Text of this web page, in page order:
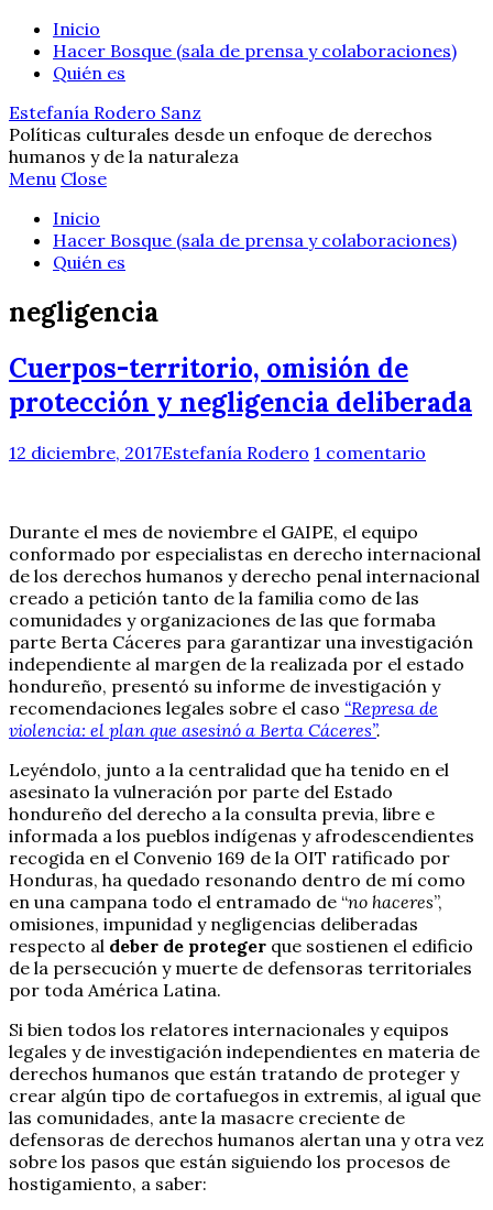
Inicio
Hacer Bosque (sala de prensa y colaboraciones)
Quién es
Estefanía Rodero Sanz
Políticas culturales desde un enfoque de derechos
humanos y de la naturaleza
Menu Close
Inicio
Hacer Bosque (sala de prensa y colaboraciones)
Quién es
negligencia
Cuerpos-territorio, omisión de
protección y negligencia deliberada
12 diciembre, 2017Estefanía Rodero 1 comentario
Durante el mes de noviembre el GAIPE, el equipo
conformado por especialistas en derecho internacional
de los derechos humanos y derecho penal internacional
creado a petición tanto de la familia como de las
comunidades y organizaciones de las que formaba
parte Berta Cáceres para garantizar una investigación
independiente al margen de la realizada por el estado
hondureño, presentó su informe de investigación y
recomendaciones legales sobre el caso “Represa de
violencia: el plan que asesinó a Berta Cáceres”.
Leyéndolo, junto a la centralidad que ha tenido en el
asesinato la vulneración por parte del Estado
hondureño del derecho a la consulta previa, libre e
informada a los pueblos indígenas y afrodescendientes
recogida en el Convenio 169 de la OIT ratificado por
Honduras, ha quedado resonando dentro de mí como
en una campana todo el entramado de “no haceres”,
omisiones, impunidad y negligencias deliberadas
respecto al deber de proteger que sostienen el edificio
de la persecución y muerte de defensoras territoriales
por toda América Latina.
Si bien todos los relatores internacionales y equipos
legales y de investigación independientes en materia de
derechos humanos que están tratando de proteger y
crear algún tipo de cortafuegos in extremis, al igual que
las comunidades, ante la masacre creciente de
defensoras de derechos humanos alertan una y otra vez
sobre los pasos que están siguiendo los procesos de
hostigamiento, a saber: